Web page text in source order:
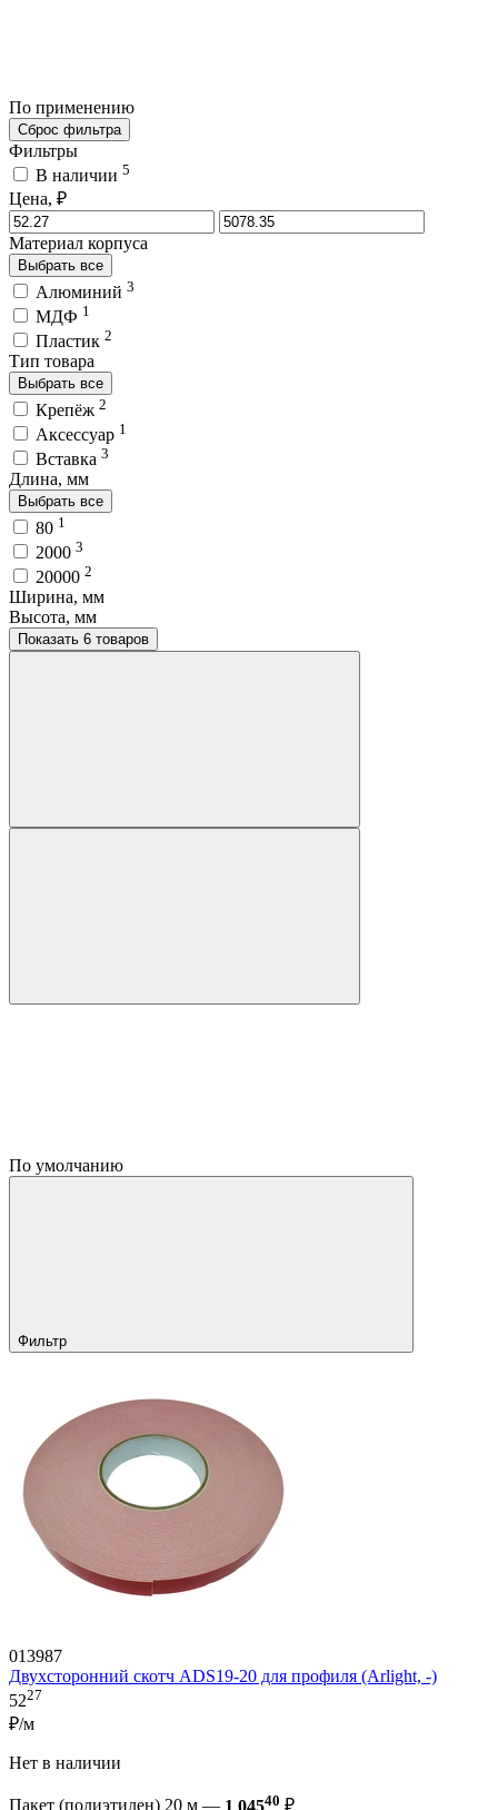
По применению
Сброс фильтра
Фильтры
В наличии 5
Цена, ₽
Материал корпуса
Выбрать все
Алюминий 3
МДФ 1
Пластик 2
Тип товара
Выбрать все
Крепёж 2
Аксессуар 1
Вставка 3
Длина, мм
Выбрать все
80 1
2000 3
20000 2
Ширина, мм
Высота, мм
Показать 6 товаров
По умолчанию
Фильтр
013987
Двухсторонний скотч ADS19-20 для профиля (Arlight, -)
5227
₽/м
Нет в наличии
Пакет (полиэтилен) 20 м — 1 04540 ₽